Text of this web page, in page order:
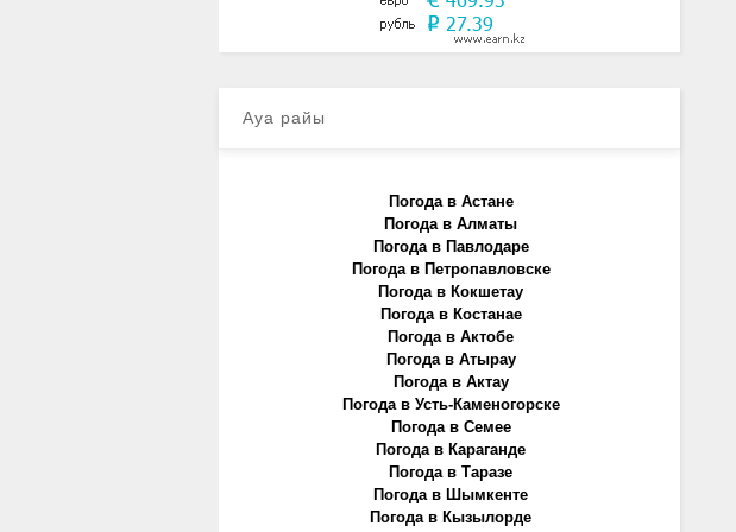
Ауа райы
Погода в Астане
Погода в Алматы
Погода в Павлодаре
Погода в Петропавловске
Погода в Кокшетау
Погода в Костанае
Погода в Актобе
Погода в Атырау
Погода в Актау
Погода в Усть-Каменогорске
Погода в Семее
Погода в Караганде
Погода в Таразе
Погода в Шымкенте
Погода в Кызылорде